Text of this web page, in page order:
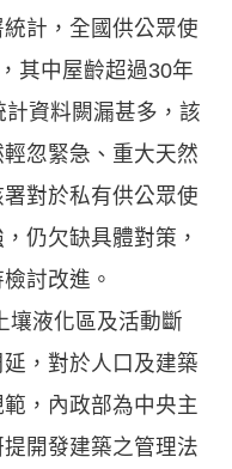
計，全國供公眾使
其中屋齡超過30年
資料闕漏甚多，該
忽緊急、重大天然
對於私有供公眾使
仍欠缺具體對策，
討改進。
壤液化區及活動斷
，對於人口及建築
，內政部為中央主
開發建築之管理法